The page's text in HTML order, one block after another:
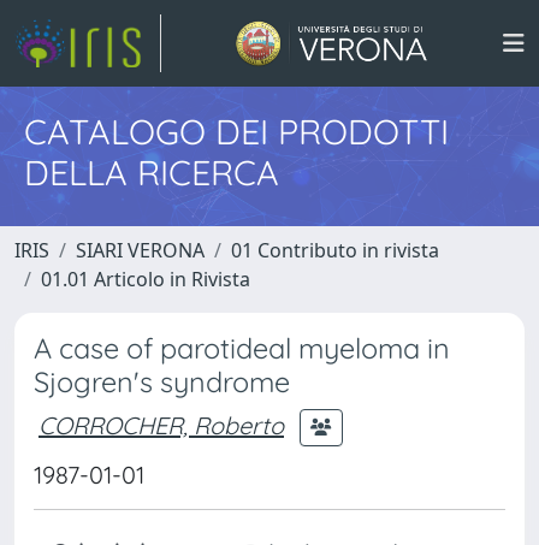
CATALOGO DEI PRODOTTI
DELLA RICERCA
IRIS SIARI VERONA
01 Contributo in rivista
01.01 Articolo in Rivista
A case of parotideal myeloma in
Sjogren's syndrome
CORROCHER, Roberto
1987-01-01